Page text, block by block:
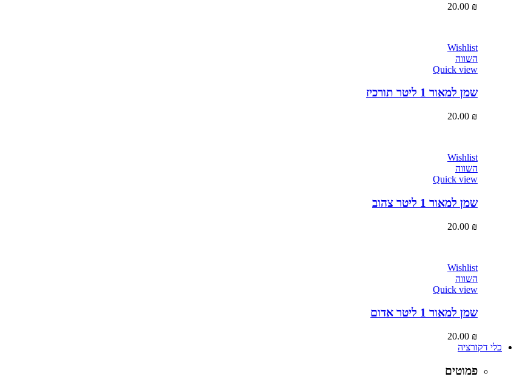
20.00 ₪
Wishlist
השווה
Quick view
שמן למאור 1 ליטר תורכיז
20.00 ₪
Wishlist
השווה
Quick view
שמן למאור 1 ליטר צהוב
20.00 ₪
Wishlist
השווה
Quick view
שמן למאור 1 ליטר אדום
20.00 ₪
כלי דקורציה
פמוטים